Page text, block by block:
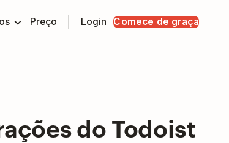
Preço Login Comece de graça
do Todoist